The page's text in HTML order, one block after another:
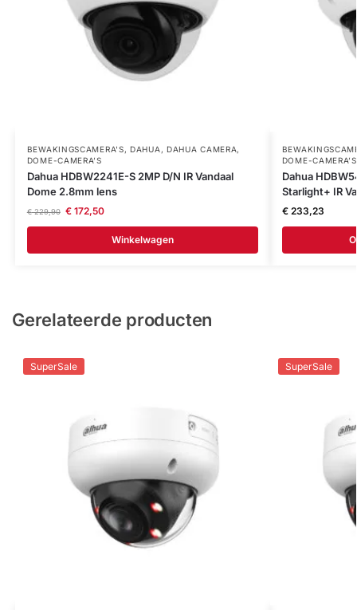
BEWAKINGSCAMERA'S,DAHUA , DAHUA CAMERA,
DOME-CAMERA’S
Dahua HDBW2241E-S 2MP D/N IR Vandaal
Dome 2.8mm lens
€229,90 €172,50
Winkelwagen
DOME-CAMERA’S
Dahua
Starlight+ IR
€233,23
Gerelateerde producten
SuperSale SuperSale